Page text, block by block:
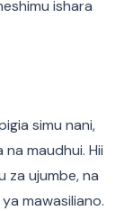
ishara
simu nani,
maudhui. Hii
za ujumbe, na
mawasiliano.